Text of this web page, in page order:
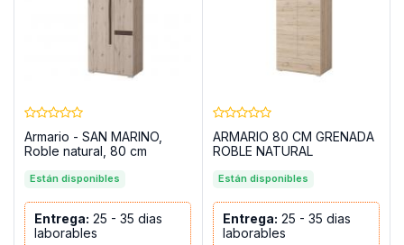
Armario - SAN MARINO,
Roble natural, 80 cm
Están disponibles
Entrega: 25 - 35 dias
laborables
ARMARIO 80 CM GRENADA
ROBLE NATURAL
Están disponibles
Entrega: 25 - 35 dias
laborables